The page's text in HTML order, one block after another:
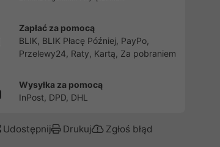
Zapłać za pomocą
BLIK, BLIK Płacę Później, PayPo,
Przelewy24, Raty, Kartą, Za pobraniem
Wysyłka za pomocą
InPost, DPD, DHL
Udostępnij Drukuj Zgłoś błąd